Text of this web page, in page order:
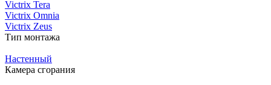
Victrix Tera
Victrix Omnia
Victrix Zeus
Тип монтажа
Настенный
Камера сгорания